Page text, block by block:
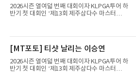
2026시즌 열여덟 번째 대회이자 KLPGA투어 하
반기 첫 대회인 ‘제13회 제주삼다수 마스터
트(파72/6,767야드)에서 열리고 있다.6일 현재
1라운드 경기가 펼쳐지고 있다.최정원이 16번
홀에서 경기하고 있다.
[MT포토] 티샷 날리는 이승연
2026시즌 열여덟 번째 대회이자 KLPGA투어 하
반기 첫 대회인 ‘제13회 제주삼다수 마스터